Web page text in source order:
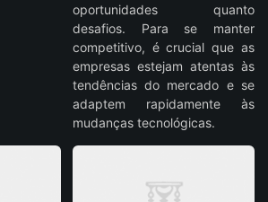
oportunidades quanto
desafios. Para se manter
competitivo, é crucial que as
empresas estejam atentas às
tendências do mercado e se
adaptem rapidamente às
mudanças tecnológicas.